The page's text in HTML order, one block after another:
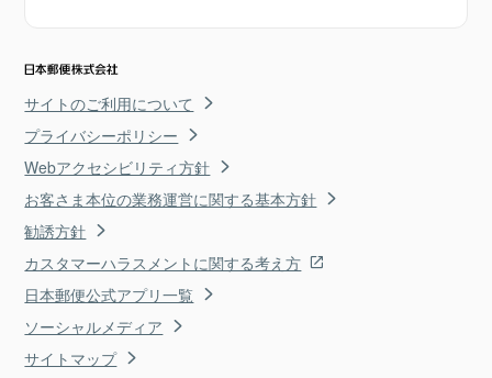
サイトのご利用について
プライバシーポリシー
Webアクセシビリティ方針
お客さま本位の業務運営に関する基本方針
勧誘方針
カスタマーハラスメントに関する考え方
日本郵便公式アプリ一覧
ソーシャルメディア
サイトマップ